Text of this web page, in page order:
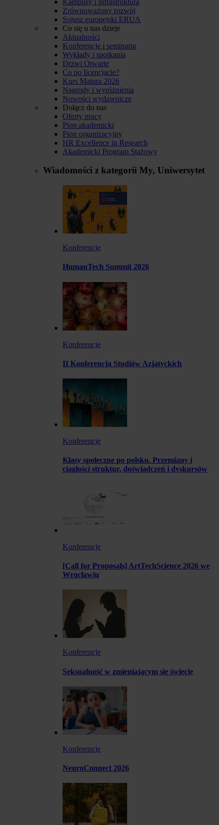
Zrównoważony rozwój
Sojusz europejski ERUA
Co się u nas dzieje
Aktualności
Konferencje i seminaria
Wykłady i spotkania
Drzwi Otwarte
Co po licencjacie?
Kurs Matura 2026
Nagrody i wyróżnienia
Nowości wydawnicze
Dołącz do nas
Oferty pracy
Pion akademicki
Pion organizacyjny
HR Excellence in Research
Akademicki Program Stażowy
Wiadomości z kategorii My, Uniwersytet
Konferencje
HumanTech Summit 2026
Konferencje
II Konferencja Studiów Azjatyckich
Konferencje
Klasy społeczne po polsku. Przemiany i
ciągłości struktur, doświadczeń i dyskursów
Konferencje
[Call for Proposals] ArtTechScience 2026 we
Wrocławiu
Konferencje
Seksualność w zmieniającym się świecie
Konferencje
NeuroConnect 2026